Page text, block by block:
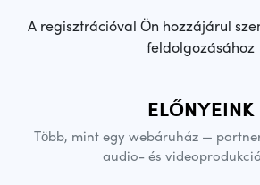
A regisztrációval Ön hozzájárul
feldolgozásához
ELŐNYEINK
Több, mint egy webáruház —
audio- és